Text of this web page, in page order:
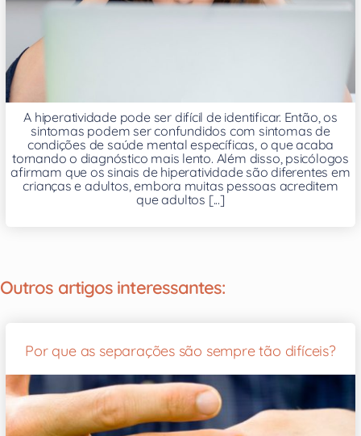
A hiperatividade pode ser difícil de identificar. Então, os
sintomas podem ser confundidos com sintomas de
condições de saúde mental específicas, o que acaba
tornando o diagnóstico mais lento. Além disso, psicólogos
afirmam que os sinais de hiperatividade são diferentes em
crianças e adultos, embora muitas pessoas acreditem
que adultos [...]
Outros artigos interessantes:
Por que as separações são sempre tão difíceis?